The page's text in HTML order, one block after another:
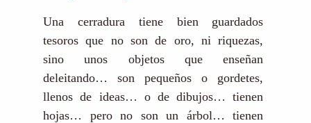
Una cerradura tiene bien guardados
tesoros que no son de oro, ni riquezas,
sino unos objetos que enseñan
deleitando… son pequeños o gordetes,
llenos de ideas… o de dibujos… tienen
hojas… pero no son un árbol… tienen